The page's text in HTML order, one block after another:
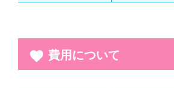
費用について